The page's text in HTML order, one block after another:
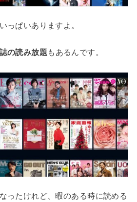
っぱいありますよ。
の読み放題 もあるんです。
ったけれど、暇のある時に読める